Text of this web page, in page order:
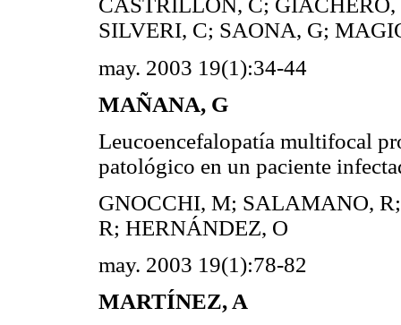
CASTRILLÓN, C;
SILVERI, C; SAONA, G;
may. 2003 19(1):34-44
MAÑANA, G
Leucoencefalopatía multifocal
patológico en un paciente
GNOCCHI, M; SALAMANO,
R; HERNÁNDEZ, O
may. 2003 19(1):78-82
MARTÍNEZ, A